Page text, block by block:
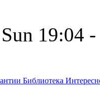
19:04
Библиотека